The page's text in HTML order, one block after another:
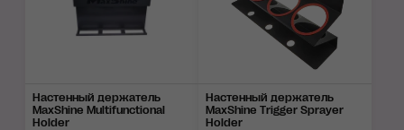
Настенный держатель
MaxShine Multifunctional
Holder
Настенный держатель
MaxShine Trigger Sprayer
Holder